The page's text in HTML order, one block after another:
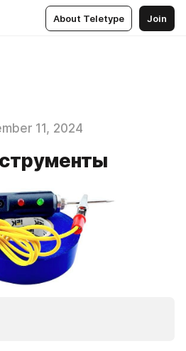
About Teletype Join
11, 2024